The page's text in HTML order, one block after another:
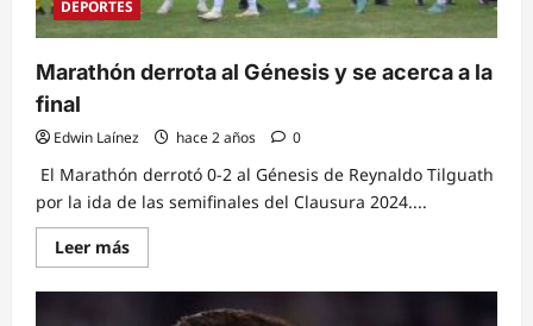
DEPORTES
Marathón derrota al Génesis y se acerca a la
final
Edwin Laínez hace 2 años 0
El Marathón derrotó 0-2 al Génesis de Reynaldo Tilguath
por la ida de las semifinales del Clausura 2024....
Leer másRead
more
Marathón
derrota